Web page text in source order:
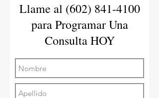
Llame al (602) 841-4100
para Programar Una
ConsultaHOY​